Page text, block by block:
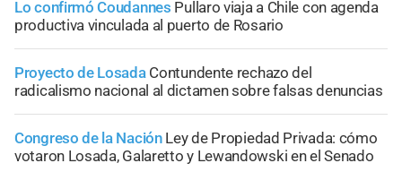
Lo confirmó Coudannes Pullaro viaja a Chile con agenda
productiva vinculada al puerto de Rosario
Proyecto de Losada Contundente rechazo del
radicalismo nacional al dictamen sobre falsas denuncias
Congreso de la Nación Ley de Propiedad Privada: cómo
votaron Losada, Galaretto y Lewandowski en el Senado